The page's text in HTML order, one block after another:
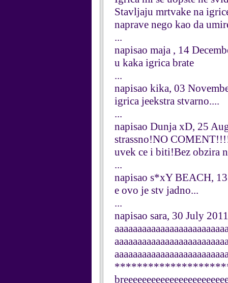
Stavljaju mrtvake na
naprave nego kao da
...
napisao maja , 14
u kaka igrica brate
...
napisao kika, 03
igrica jeekstra stvarno....
...
napisao Dunja xD, 25
strassno!NO
uvek ce i biti!Bez obzira
...
napisao s*xY BEACH,
e ovo je stv jadno...
...
napisao sara, 30 July 2011